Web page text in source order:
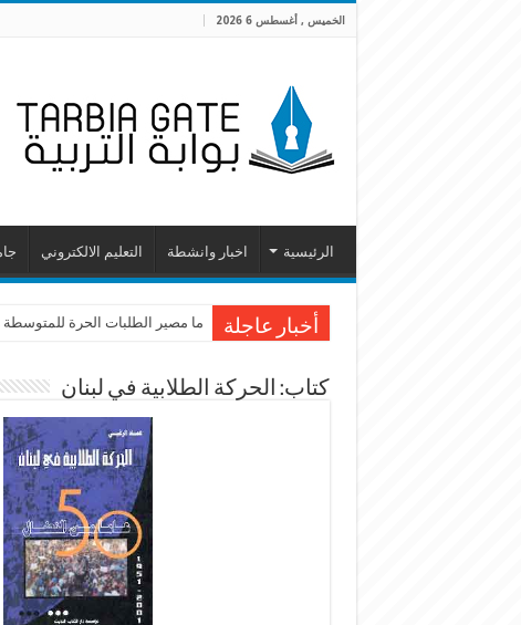
الخميس , أغسطس 6 2026
الرئيسية اخبار وانشطة التعليم الالكتروني
أخبار عاجلة ما مصير الطلبات الحرة للمتوسطة
ليفرح الأطفالُ بحكاية نجاة بيروت
كتاب: الحركة الطلابية في لبنان